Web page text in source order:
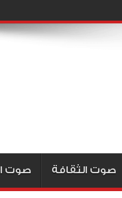
صوت الثقافة صوت